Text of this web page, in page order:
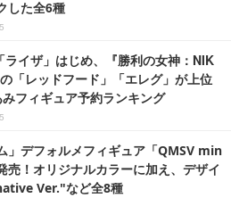
した全6種
ライザ」はじめ、『勝利の女神：NIK
「レッドフード」「エレグ」が上位
フィギュア予約ランキング
」デフォルメフィギュア「QMSV min
売！オリジナルカラーに加え、デザイ
Ver."など全8種